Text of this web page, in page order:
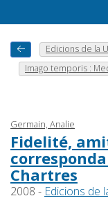
Edicions de la
Imago temporis :
Germain, Analie
Fidelité,
Chartres
2008 - Edicions de